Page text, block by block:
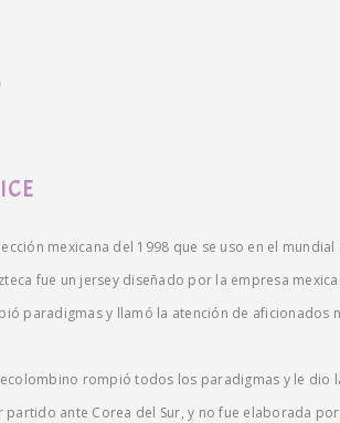
mexicana del 1998 que se uso en el mundial
fue un jersey diseñado por la empresa
paradigmas y llamó la atención de aficionados
rompió todos los paradigmas y le dio
partido ante Corea del Sur, y no fue elaborada